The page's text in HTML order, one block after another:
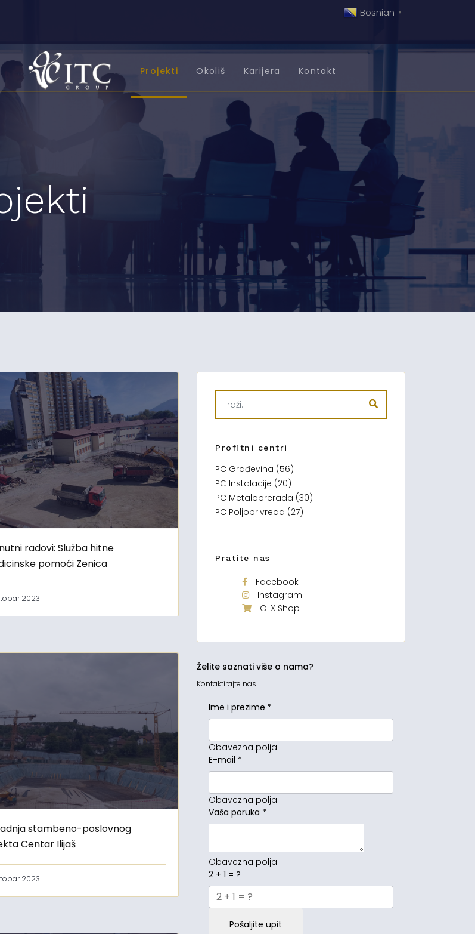
Bosnian ▼
Projekti Okoliš Karijera Kontakt
radovi: Služba hitne
pomoći Zenica
2023
stambeno-poslovnog
Centar Ilijaš
2023
Profitni centri
PC Građevina (56)
PC Instalacije (20)
PC Metaloprerada (30)
PC Poljoprivreda (27)
Pratite nas
Facebook
Instagram
OLX Shop
Želite saznati više o nama?
Kontaktirajte nas!
Ime i prezime *
Obavezna polja.
E-mail *
Obavezna polja.
Vaša poruka *
Obavezna polja.
2 + 1 = ?
Pošaljite upit